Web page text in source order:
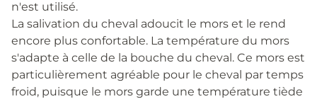
n'est utilisé.
La salivation du cheval adoucit le mors et le rend
encore plus confortable. La température du mors
s'adapte à celle de la bouche du cheval. Ce mors est
particulièrement agréable pour le cheval par temps
froid, puisque le mors garde une température tiède